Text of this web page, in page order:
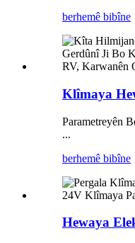
berhemê bibîne
Klîmaya
Parametreyên
...
berhemê bibîne
Hewaya